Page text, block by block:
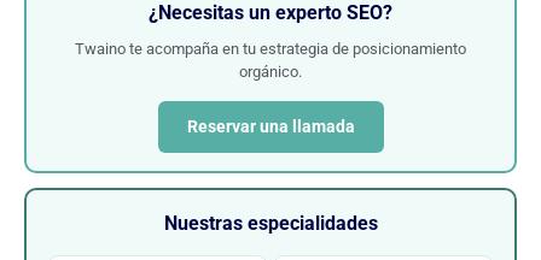
¿Necesitas un experto SEO?
Twaino te acompaña en tu estrategia de posicionamiento
orgánico.
Reservar una llamada
Nuestras especialidades